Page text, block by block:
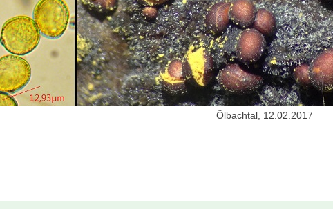
Ölbachtal, 12.02.2017